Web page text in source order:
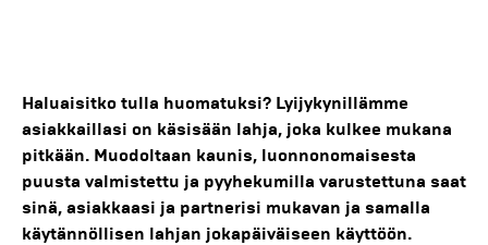
Haluaisitko tulla huomatuksi? Lyijykynillämme
asiakkaillasi on käsisään lahja, joka kulkee mukana
pitkään. Muodoltaan kaunis, luonnonomaisesta
puusta valmistettu ja pyyhekumilla varustettuna saat
sinä, asiakkaasi ja partnerisi mukavan ja samalla
käytännöllisen lahjan jokapäiväiseen käyttöön.